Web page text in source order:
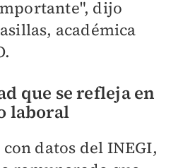
dijo
académica
que se refleja en
laboral
datos del INEGI,